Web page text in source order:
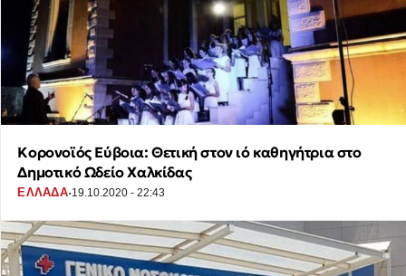
Kορονοϊός Εύβοια: Θετική στον ιό καθηγήτρια στο
Δημοτικό Ωδείο Χαλκίδας
ΕΛΛΑΔΑ·19.10.2020 - 22:43